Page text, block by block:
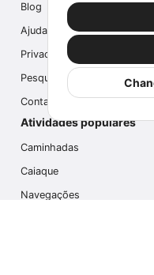
Blog
Ajuda
Privacidade
Pesquisa
Contate-nos
Atividades populares
Caminhadas
Caiaque
Navegações